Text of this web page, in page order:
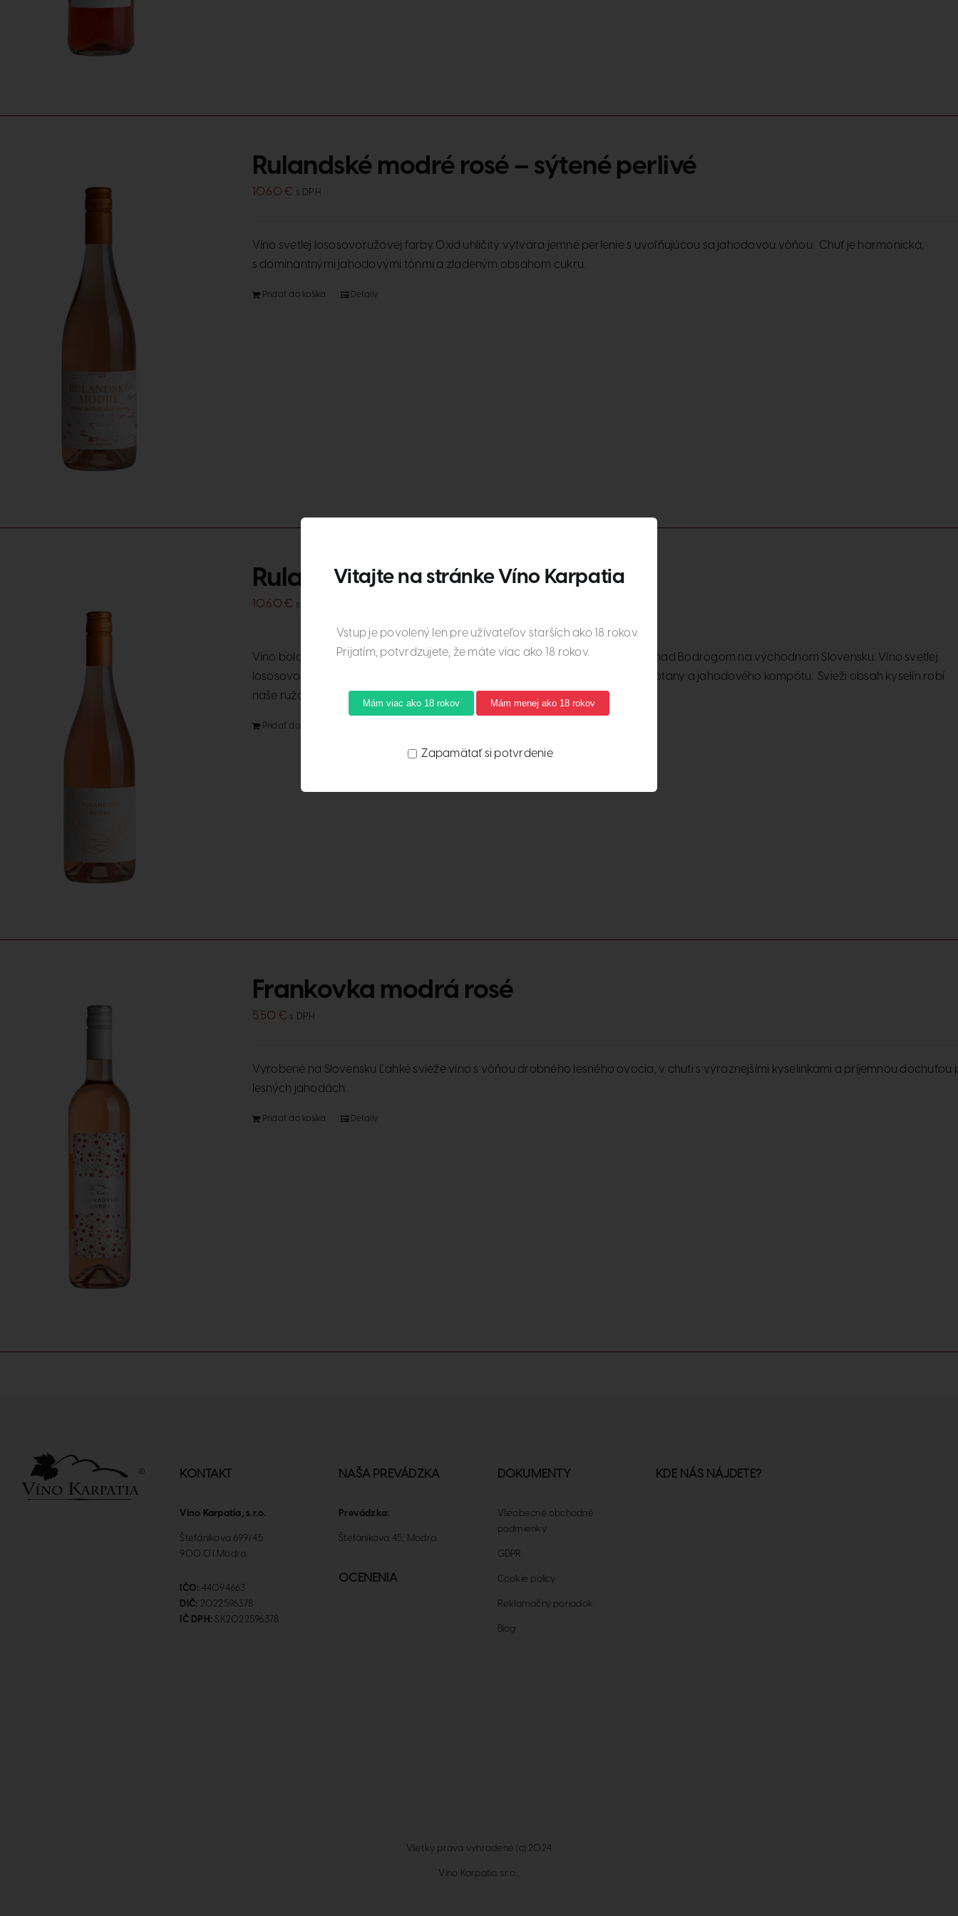
Vitajte na stránke Víno Karpatia
Vstup je povolený len pre užívateľov starších ako 18 rokov.
Prijatím, potvrdzujete, že máte viac ako 18 rokov.
Mám viac ako 18 rokov Mám menej ako 18 rokov
Zapamätať si potvrdenie
Rulandské modré rosé – sýtené perlivé
10.60€ s DPH
Víno svetlej lososovoružovej farby. Oxid uhličitý vytvára jemné perlenie s uvoľňujúcou sa jahodovou vôňou. Chuť je harmonická,
s dominantnými jahodovými tónmi a zladeným obsahom cukru.
Pridať do košíka Detaily
Rulandské modré rosé
10.60€ s DPH
Víno bolo vyrobené z hrozna Rulandské modré, dopestované v obci Streda nad Bodrogom na východnom Slovensku. Víno svetlej
lososovoružovej farby so sladkou vôňou jahôd. Chuť vína pripomína chuť smotany a jahodového kompótu. Svieži obsah kyselín robí
naše ružové víno vhodným hlavne pre milovníkov suchých vín.
Pridať do košíka
Frankovka modrá rosé
5.50 € s DPH
Vyrobené na Slovensku Ľahké svieže víno s vôňou drobného lesného ovocia, v chuti s výraznejšími kyselinkami a príjemnou dochuťou
lesných jahodách.
Pridať do košíka Detaily
KONTAKT
Víno Karpatia, s.r.o.
Štefánikova 699/45
900 01 Modra
IČO: 44094663
DIČ: 2022596378
IČ DPH: SK2022596378
NAŠA PREVÁDZKA
Prevádzka:
Štefánikova 45, Modra
OCENENIA
DOKUMENTY
Všeobecné obchodné
podmienky
GDPR
Cookie policy
Reklamačný poriadok
Blog
KDE NÁS NÁJDETE?
Všetky práva vyhradené (c) 2024
Víno Karpatia s.r.o.,